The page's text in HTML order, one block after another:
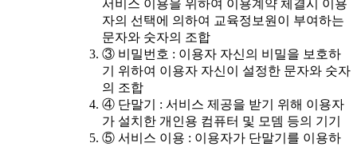
서비스 이용을 위하여 이용계약 체결시 이용
자의 선택에 의하여 교육정보원이 부여하는
문자와 숫자의 조합
③ 비밀번호 : 이용자 자신의 비밀을 보호하
기 위하여 이용자 자신이 설정한 문자와 숫자
의 조합
④ 단말기 : 서비스 제공을 받기 위해 이용자
가 설치한 개인용 컴퓨터 및 모뎀 등의 기기
⑤ 서비스 이용 : 이용자가 단말기를 이용하